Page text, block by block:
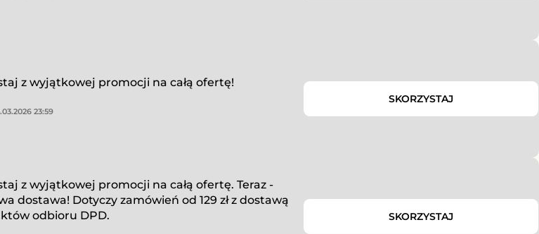
z wyjątkowej promocji na całą ofertę!
23:59
SKORZYSTAJ
z wyjątkowej promocji na całą ofertę. Teraz -
dostawa! Dotyczy zamówień od 129 zł z dostawą
odbioru DPD.
SKORZYSTAJ